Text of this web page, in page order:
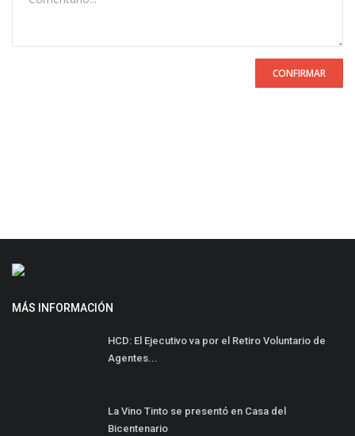
CONFIRMAR
MÁS INFORMACIÓN
HCD: El Ejecutivo va por el Retiro Voluntario de
Agentes...
La Vino Tinto se presentó en Casa del
Bicentenario